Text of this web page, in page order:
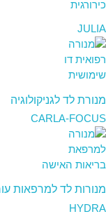
JULIA
מנורת לד לגניקולוגיה
CARLA-FOCUS
מנורות לד למרפאות
HYDRA